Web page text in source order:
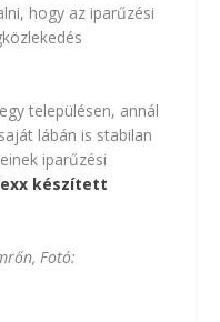
hogy az iparűzési
településen, annál
lábán is stabilan
iparűzési
készített
Fotó: